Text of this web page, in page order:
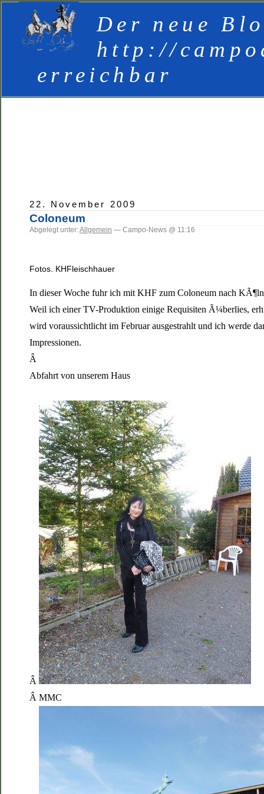
Der neue
http://
erreichbar
22. November 2009
Coloneum
Abgelegt unter:Allgemein — Campo-News @ 11:16
Fotos. KHFleischhauer
In dieser Woche fuhr ich mit KHF zum Coloneum nach
Weil ich einer TV-Produktion einige Requisiten Ã¼berlies,
wird voraussichtlicht im Februar ausgestrahlt und ich werde
Impressionen.
Â
Abfahrt von unserem Haus
Â
Â MMC